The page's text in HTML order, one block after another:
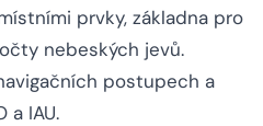
prvky, základna pro
nebeských jevů.
postupech a
a IAU.